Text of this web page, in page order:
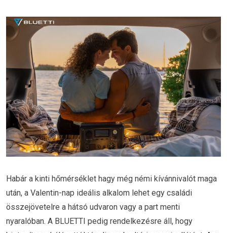
Habár a kinti hőmérséklet hagy még némi kívánnivalót maga
után, a Valentin-nap ideális alkalom lehet egy családi
összejövetelre a hátsó udvaron vagy a part menti
nyaralóban. A BLUETTI pedig rendelkezésre áll, hogy